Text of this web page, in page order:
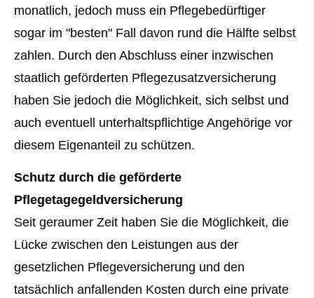
monatlich, jedoch muss ein Pflegebedürftiger
sogar im "besten" Fall davon rund die Hälfte selbst
zahlen. Durch den Abschluss einer inzwischen
staatlich geförderten Pflegezusatzversicherung
haben Sie jedoch die Möglichkeit, sich selbst und
auch eventuell unterhaltspflichtige Angehörige vor
diesem Eigenanteil zu schützen.
Schutz durch die geförderte
Pflegetagegeldversicherung
Seit geraumer Zeit haben Sie die Möglichkeit, die
Lücke zwischen den Leistungen aus der
gesetzlichen Pflege­ver­si­che­rung und den
tatsächlich anfallenden Kosten durch eine private